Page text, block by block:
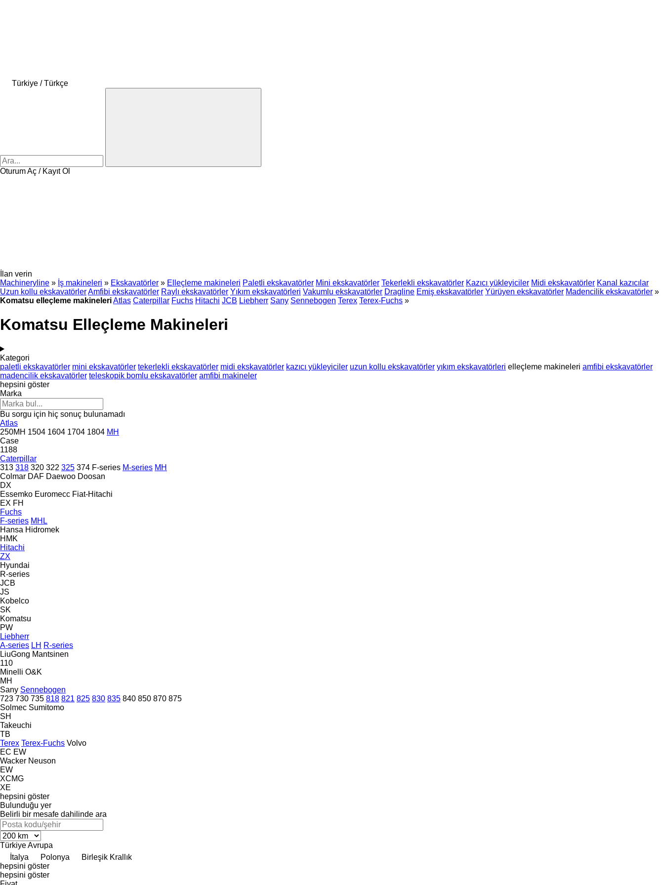
Türkiye / Türkçe
Oturum Aç / Kayıt Ol
İlan verin
Machineryline » İş makineleri » Ekskavatörler » Elleçleme makineleri Paletli ekskavatörler Mini ekskavatörler Tekerlekli ekskavatörler Kazıcı yükleyiciler Midi ekskavatörler Kanal kazıcılar
Uzun kollu ekskavatörlerAmfibi ekskavatörler Raylı ekskavatörler Yıkım ekskavatörleri Vakumlu ekskavatörler Dragline Emiş ekskavatörler Yürüyen ekskavatörler Madencilik ekskavatörler »
Komatsu elleçleme makineleriAtlas Caterpillar Fuchs Hitachi JCB Liebherr Sany Sennebogen Terex Terex-Fuchs »
Komatsu Elleçleme Makineleri
Kategori
paletli ekskavatörler mini ekskavatörler tekerlekli ekskavatörler midi ekskavatörler kazıcı yükleyiciler uzun kollu ekskavatörler yıkım ekskavatörleri elleçleme makineleri amfibi ekskavatörler
madencilik ekskavatörler teleskopik bomlu ekskavatörler amfibi makineler
hepsini göster
Marka
Bu sorgu için hiç sonuç bulunamadı
Atlas
250MH 1504 1604 1704 1804 MH
Case
1188
Caterpillar
313 318 320 322 325 374 F-series M-series MH
Colmar DAF Daewoo Doosan
DX
Essemko Euromecc Fiat-Hitachi
EX FH
Fuchs
F-series MHL
Hansa Hidromek
HMK
Hitachi
ZX
Hyundai
R-series
JCB
JS
Kobelco
SK
Komatsu
PW
Liebherr
A-series LH R-series
LiuGong Mantsinen
110
Minelli O&K
MH
Sany Sennebogen
723 730 735 818 821 825 830 835 840 850 870 875
Solmec Sumitomo
SH
Takeuchi
TB
Terex Terex-Fuchs Volvo
EC EW
Wacker Neuson
EW
XCMG
XE
hepsini göster
Bulunduğu yer
Belirli bir mesafe dahilinde ara
TürkiyeAvrupa
İtalya
Polonya
Birleşik Krallık
hepsini göster
hepsini göster